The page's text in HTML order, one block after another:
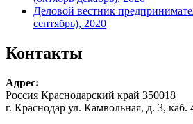
Деловой вестник
сентябрь), 2020
Контакты
Адрес:
Россия Краснодарский край 350018
г. Краснодар ул. Камвольная, д. 3, каб.